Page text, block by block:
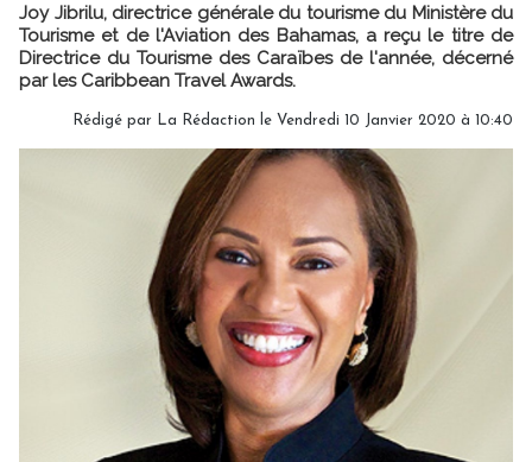
Joy Jibrilu, directrice générale du tourisme du Ministère du
Tourisme et de l'Aviation des Bahamas, a reçu le titre de
Directrice du Tourisme des Caraïbes de l'année, décerné
par les Caribbean Travel Awards.
Rédigé par La Rédaction le Vendredi 10 Janvier 2020 à 10:40